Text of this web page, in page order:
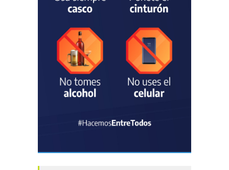
preocupación por la crisis
Chascomús incorporó una
estación
hidrometeorológica para
fortalecer el monitoreo y la
La Escuela Normal tendrá